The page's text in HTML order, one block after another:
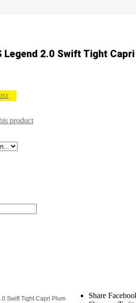
Legend 2.0 Swift Tight Capri
product
Share
Swift Tight Capri Plum